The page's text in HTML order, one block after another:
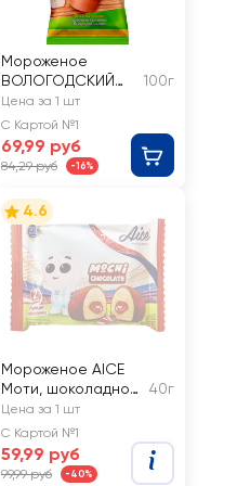
Мороженое
ВОЛОГОДСКИЙ
ПЛОМБИР
Пломбир
ванильный 15%, без
змж, вафельный
стаканчик
100г
Цена за 1 шт
С Картой №1
69,99 руб
84,29 руб -16%
4.6
Мороженое AICE
Моти, шоколадное
3,15%
40г
Цена за 1 шт
С Картой №1
59,99 руб
99,99 руб -40%